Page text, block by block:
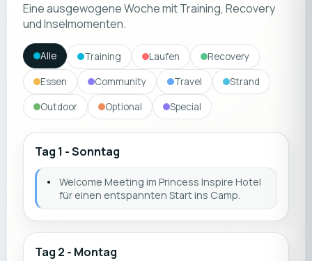
Eine ausgewogene Woche mit Training, Recovery
und Inselmomenten.
Alle Training Laufen
Recovery
Essen
Community Travel
Strand
Outdoor
Optional Special
Tag 1 - Sonntag
•
Welcome Meeting im Princess Inspire Hotel
für einen entspannten Start ins Camp.
Tag 2 - Montag